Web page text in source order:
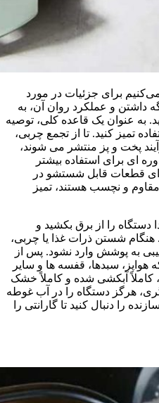
برای جزئیات در مورد
داشتن و عملکرد روان آن، به
به عنوان یک قاعده کلی، توصیه
تمیز کنید. تا از تجمع چربی،
پخت و پز منتشر می شوند،
ای برای استفاده بیشتر
قطعات قابل شستشو در
و نچسب هستند، تمیز
دستگاه را از برق بکشید و
شستن ذرات غذا یا چربی،
به پوشش وارد نشود. پس از
هواپز، سبدها، قفسه ها و سایر
کاملاً آبکشی شده و کاملاً خشک
هرگز دستگاه را در آب غوطه
را دنبال کنید تا گارانتی را